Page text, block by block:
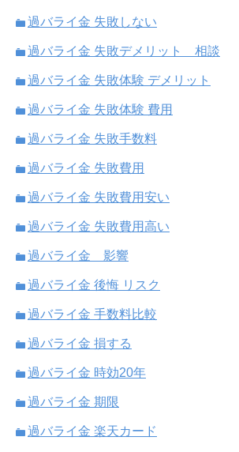
過バライ金 失敗しない
過バライ金 失敗デメリット 相談
過バライ金 失敗体験 デメリット
過バライ金 失敗体験 費用
過バライ金 失敗手数料
過バライ金 失敗費用
過バライ金 失敗費用安い
過バライ金 失敗費用高い
過バライ金 影響
過バライ金 後悔 リスク
過バライ金 手数料比較
過バライ金 損する
過バライ金 時効20年
過バライ金 期限
過バライ金 楽天カード